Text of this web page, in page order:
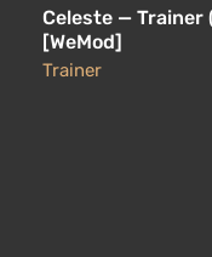
Celeste — Trainer
[WeMod]
Trainer